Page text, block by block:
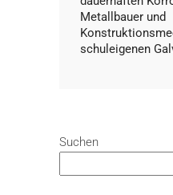
Metallbauer und
schuleigenen
Suchen